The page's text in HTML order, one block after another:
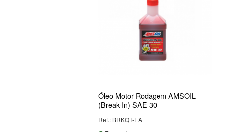
Óleo Motor Rodagem AMSOIL
(Break-In) SAE 30
Ref.: BRKQT-EA